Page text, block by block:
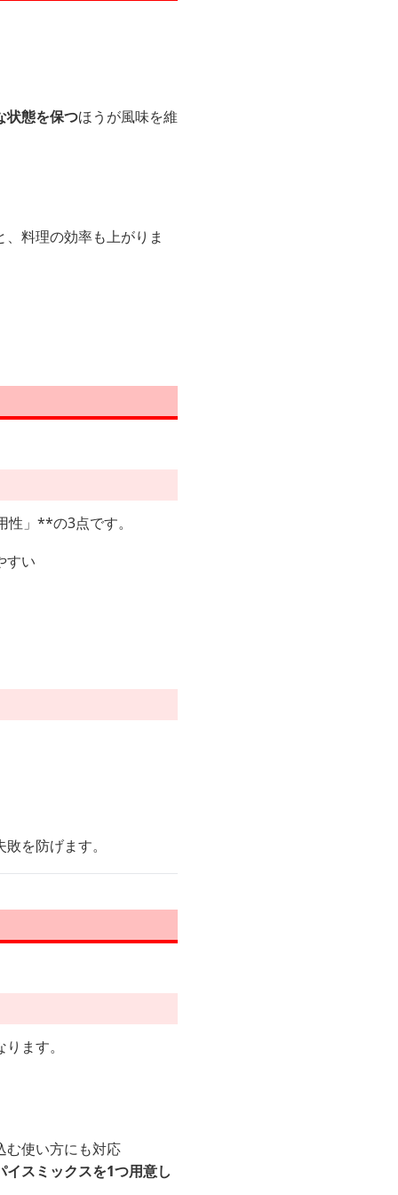
状態を保つほうが風味を維
料理の効率も上がりま
」**の3点です。
すい
を防げます。
ます。
む使い方にも対応
スミックスを1つ用意し